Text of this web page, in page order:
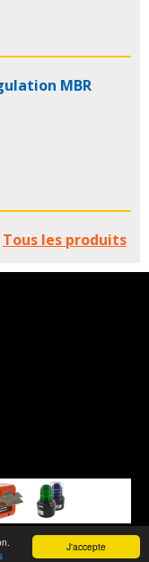
J'accepte
MBR
Tous les produits